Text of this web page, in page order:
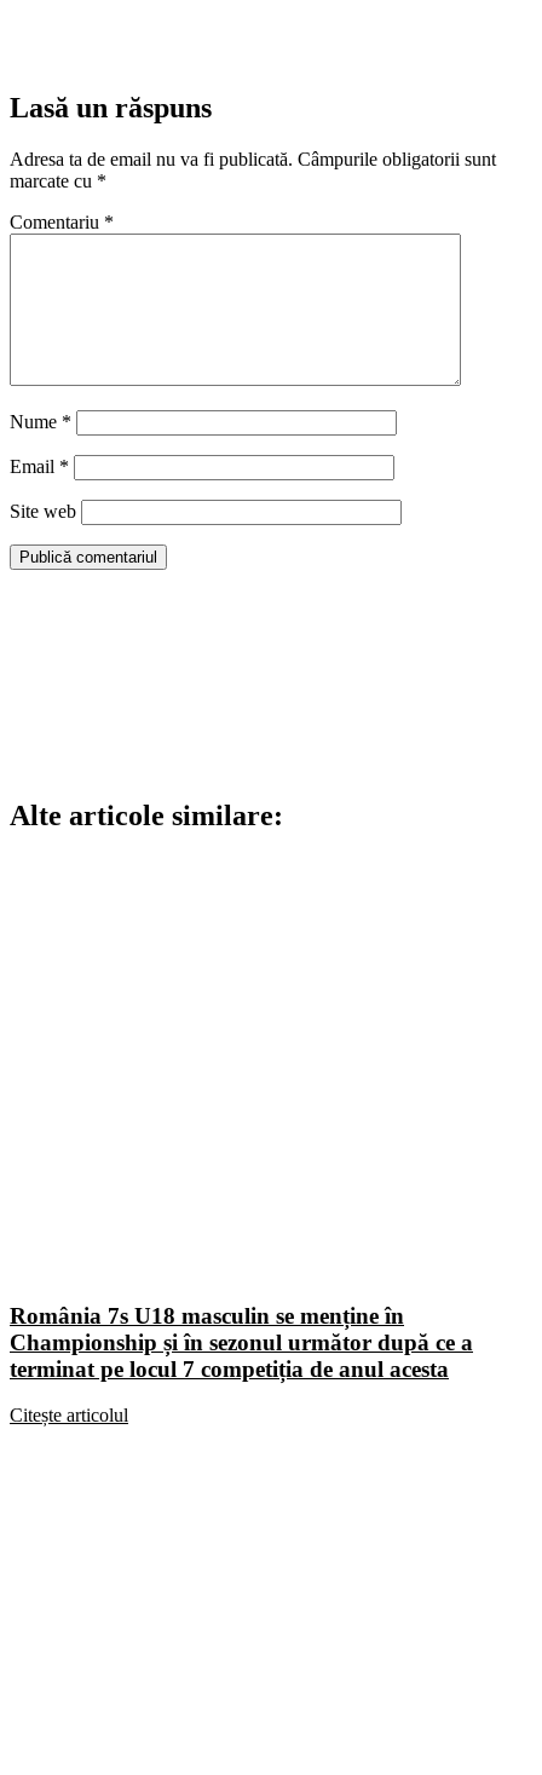
Lasă un răspuns
Adresa ta de email nu va fi publicată. Câmpurile obligatorii sunt
marcate cu *
Comentariu *
Nume *
Email *
Site web
Alte articole similare:
România 7s U18 masculin se menține în
Championship și în sezonul următor după ce a
terminat pe locul 7 competiția de anul acesta
Citește articolul